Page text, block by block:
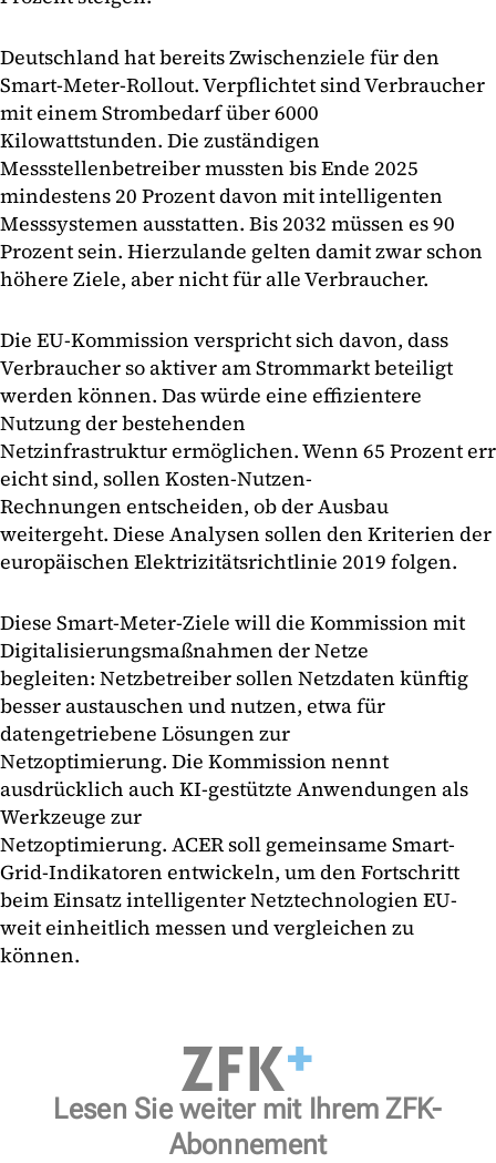
Deutschland hat bereits Zwischenziele für den
Smart-Meter-Rollout. Verpflichtet sind Verbraucher
mit einem Strombedarf über 6000
Kilowattstunden. Die zuständigen
Messstellenbetreiber mussten bis Ende 2025
mindestens 20 Prozent davon mit intelligenten
Messsystemen ausstatten. Bis 2032 müssen es 90
Prozent sein. Hierzulande gelten damit zwar schon
höhere Ziele, aber nicht für alle Verbraucher.
Die EU-Kommission verspricht sich davon, dass
Verbraucher so aktiver am Strommarkt beteiligt
werden können. Das würde eine effizientere
Nutzung der bestehenden
Netzinfrastruktur ermöglichen. Wenn 65 Prozent err
eicht sind, sollen Kosten-Nutzen-
Rechnungen entscheiden, ob der Ausbau
weitergeht. Diese Analysen sollen den Kriterien der
europäischen Elektrizitätsrichtlinie 2019 folgen.
Diese Smart-Meter-Ziele will die Kommission mit
Digitalisierungsmaßnahmen der Netze
begleiten: Netzbetreiber sollen Netzdaten künftig
besser austauschen und nutzen, etwa für
datengetriebene Lösungen zur
Netzoptimierung. Die Kommission nennt
ausdrücklich auch KI-gestützte Anwendungen als
Werkzeuge zur
Netzoptimierung. ACER soll gemeinsame Smart-
Grid-Indikatoren entwickeln, um den Fortschritt
beim Einsatz intelligenter Netztechnologien EU-
weit einheitlich messen und vergleichen zu
können.
Lesen Sie weiter mit Ihrem ZFK-
Abonnement